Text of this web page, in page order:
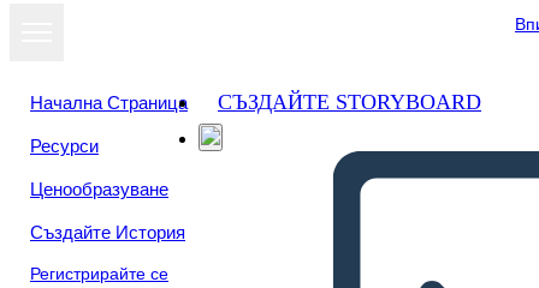
Начална Страница
Ресурси
Ценообразуване
Създайте История
Регистрирайте се
СЪЗДАЙТЕ STORYBOARD